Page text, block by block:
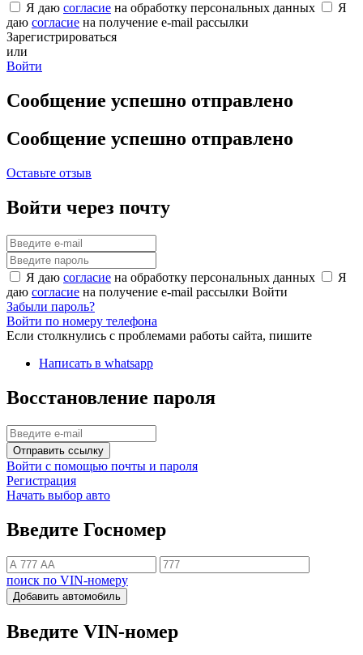
Я даю согласие на обработку персональных данных
Я
даю согласие на получение e-mail рассылки
Зарегистрироваться
или
Войти
Сообщение успешно отправлено
Сообщение успешно отправлено
Оставьте отзыв
Войти через почту
Я даю согласие на обработку персональных данных
Я
даю согласие на получение e-mail рассылки Войти
Забыли пароль?
Войти по номеру телефона
Если столкнулись с проблемами работы сайта, пишите
Написать в whatsapp
Восстановление пароля
Отправить ссылку
Войти с помощью почты и пароля
Регистрация
Начать выбор авто
Введите Госномер
поиск по VIN-номеру
Добавить автомобиль
Введите VIN-номер